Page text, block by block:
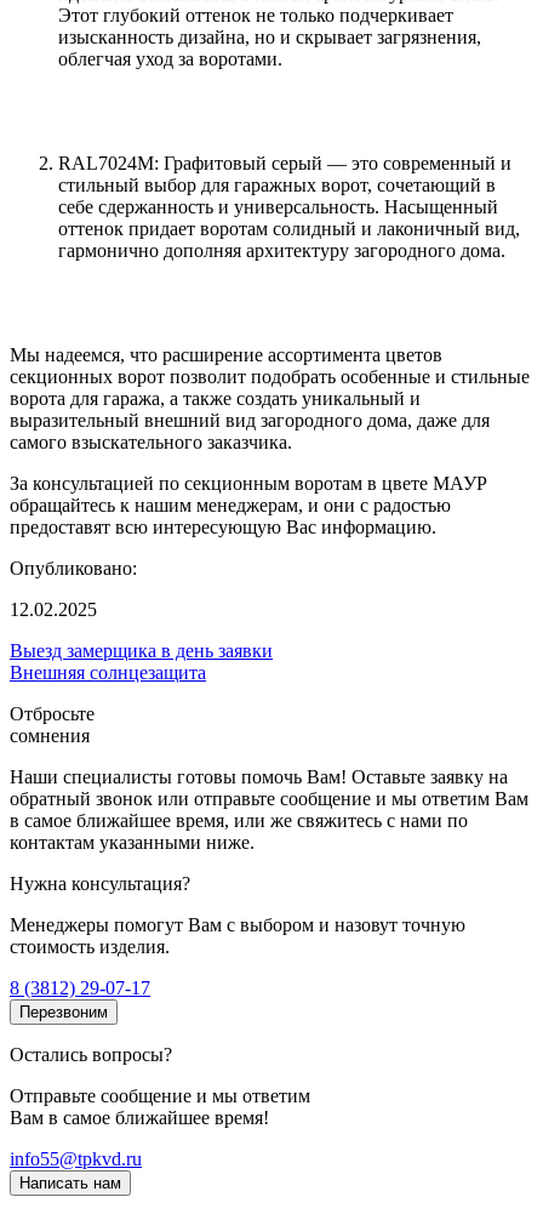
Этот глубокий оттенок не только подчеркивает
изысканность дизайна, но и скрывает загрязнения,
облегчая уход за воротами.
RAL7024M: Графитовый серый — это современный и
стильный выбор для гаражных ворот, сочетающий в
себе сдержанность и универсальность. Насыщенный
оттенок придает воротам солидный и лаконичный вид,
гармонично дополняя архитектуру загородного дома.
Мы надеемся, что расширение ассортимента цветов
секционных ворот позволит подобрать особенные и стильные
ворота для гаража, а также создать уникальный и
выразительный внешний вид загородного дома, даже для
самого взыскательного заказчика.
За консультацией по секционным воротам в цвете МАУР
обращайтесь к нашим менеджерам, и они с радостью
предоставят всю интересующую Вас информацию.
Опубликовано:
12.02.2025
Выезд замерщика в день заявки
Внешняя солнцезащита
Отбросьте
сомнения
Наши специалисты готовы помочь Вам! Оставьте заявку на
обратный звонок или отправьте сообщение и мы ответим Вам
в самое ближайшее время, или же свяжитесь с нами по
контактам указанными ниже.
Нужна консультация?
Менеджеры помогут Вам с выбором и назовут точную
стоимость изделия.
8 (3812) 29-07-17
Перезвоним
Остались вопросы?
Отправьте сообщение и мы ответим
Вам в самое ближайшее время!
info55@tpkvd.ru
Написать нам